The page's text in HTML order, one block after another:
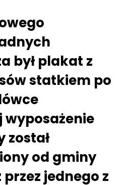
był plakat z
statkiem po
został
od gminy
jednego z